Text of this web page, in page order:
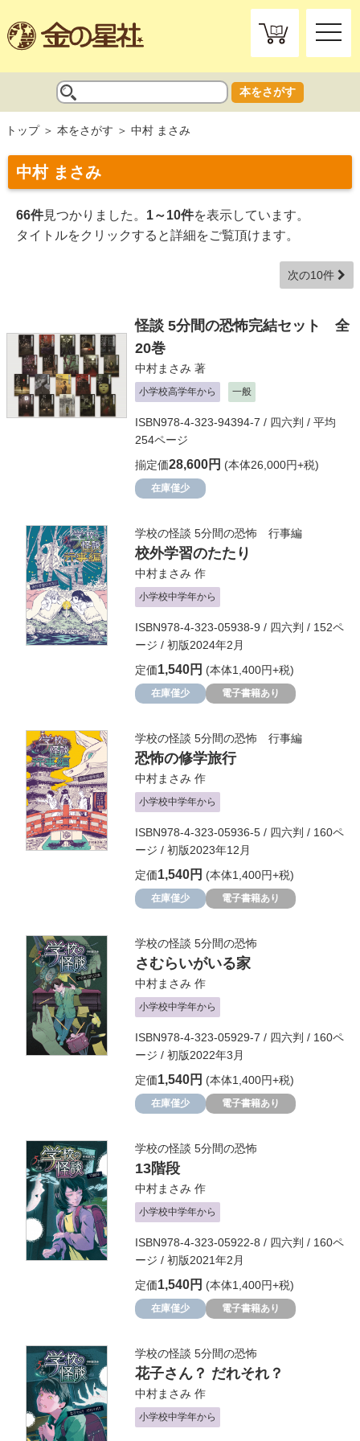
toggle
本をさがす
トップ 本をさがす 中村 まさみ
中村 まさみ
66件見つかりました。 1～10件を表示しています。
タイトルをクリックすると詳細をご覧頂けます。
次の10件
怪談 5分間の恐怖完結セット 全
20巻
中村まさみ 著
小学校高学年から 一般
ISBN978-4-323-94394-7 / 四六判 / 平均
254ページ
揃定価28,600円 (本体26,000円+税)
在庫僅少
学校の怪談 5分間の恐怖 行事編
校外学習のたたり
中村まさみ 作
小学校中学年から
ISBN978-4-323-05938-9 / 四六判 / 152ペ
ージ / 初版2024年2月
定価1,540円 (本体1,400円+税)
在庫僅少 電子書籍あり
学校の怪談 5分間の恐怖 行事編
恐怖の修学旅行
中村まさみ 作
小学校中学年から
ISBN978-4-323-05936-5 / 四六判 / 160ペ
ージ / 初版2023年12月
定価1,540円 (本体1,400円+税)
在庫僅少 電子書籍あり
学校の怪談 5分間の恐怖
さむらいがいる家
中村まさみ 作
小学校中学年から
ISBN978-4-323-05929-7 / 四六判 / 160ペ
ージ / 初版2022年3月
定価1,540円 (本体1,400円+税)
在庫僅少 電子書籍あり
学校の怪談 5分間の恐怖
13階段
中村まさみ 作
小学校中学年から
ISBN978-4-323-05922-8 / 四六判 / 160ペ
ージ / 初版2021年2月
定価1,540円 (本体1,400円+税)
在庫僅少 電子書籍あり
学校の怪談 5分間の恐怖
花子さん？ だれそれ？
中村まさみ 作
小学校中学年から